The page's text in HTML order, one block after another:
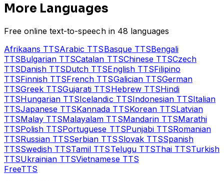
More Languages
Free online text-to-speech in 48 languages
Afrikaans TTSArabic TTSBasqueTTSBengali
TTSBulgarian TTSCatalan TTSChineseTTSCzech
TTSDanish TTSDutch TTSEnglishTTSFilipino
TTSFinnish TTSFrench TTSGalicianTTSGerman
TTSGreek TTSGujarati TTSHebrewTTSHindi
TTSHungarian TTSIcelandic TTSIndonesianTTSItalian
TTSJapanese TTSKannada TTSKoreanTTSLatvian
TTSMalay TTSMalayalam TTSMandarinTTSMarathi
TTSPolish TTSPortuguese TTSPunjabiTTSRomanian
TTSRussian TTSSerbian TTSSlovakTTSSpanish
TTSSwedish TTSTamil TTSTeluguTTSThaiTTSTurkish
TTSUkrainian TTSVietnameseTTS
FreeTTS